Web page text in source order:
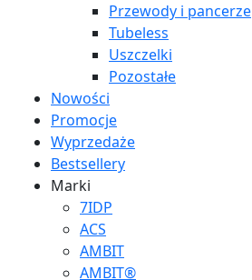
Przewody i pancerze
Tubeless
Uszczelki
Pozostałe
Nowości
Promocje
Wyprzedaże
Bestsellery
Marki
7IDP
ACS
AMBIT
AMBIT®